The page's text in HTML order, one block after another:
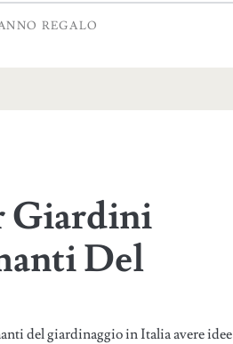
REGALO
Giardini
Del
del giardinaggio in Italia avere idee